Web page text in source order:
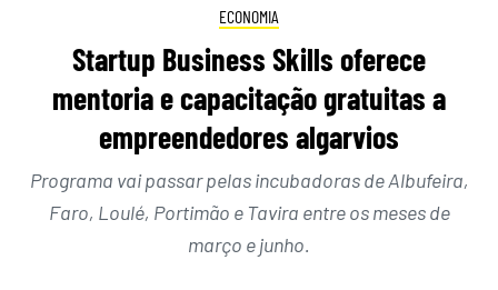
ECONOMIA
Startup Business Skills oferece
mentoria e capacitação gratuitas a
empreendedores algarvios
Programa vai passar pelas incubadoras de Albufeira,
Faro, Loulé, Portimão e Tavira entre os meses de
março e junho.